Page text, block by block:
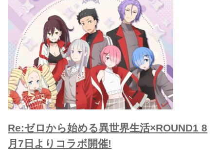
Re:ゼロから始める異世界生活×ROUND1 8
月7日よりコラボ開催!